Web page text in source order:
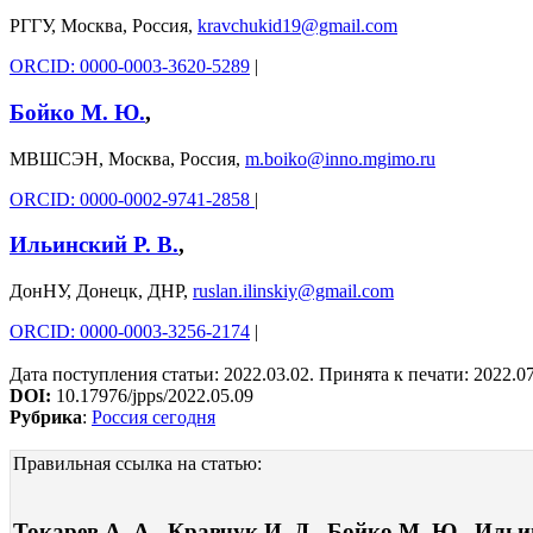
РГГУ, Москва, Россия, kravchukid19@gmail.com
ORCID: 0000-0003-3620-5289 |
Бойко М. Ю.,
МВШСЭН, Москва, Россия, m.boiko@inno.mgimo.ru
ORCID: 0000-0002-9741-2858 |
Ильинский Р. В.,
ДонНУ, Донецк, ДНР, ruslan.ilinskiy@gmail.com
ORCID: 0000-0003-3256-2174 |
Дата поступления статьи: 2022.03.02. Принята к печати:
DOI: 10.17976/jpps/2022.05.09
Рубрика: Россия сегодня
Правильная ссылка на статью: